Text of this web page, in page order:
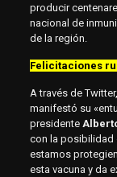
producir
nacional de
de la región.
Felicitaciones
A través de
manifestó su
presidente
con la posibilidad
estamos
esta vacuna y da